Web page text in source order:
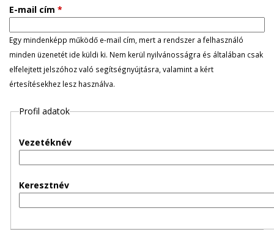
d
l
e
g
e
E-mail cím *
Egy mindenképp működő e-mail cím, mert a rendszer a felhasználó
minden üzenetét ide küldi ki. Nem kerül nyilvánosságra és általában csak
elfelejtett jelszóhoz való segítségnyújtásra, valamint a kért
értesítésekhez lesz használva.
Profil adatok
Vezetéknév
Keresztnév